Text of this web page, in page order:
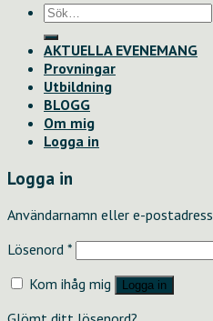
Sök
efter:
AKTUELLA EVENEMANG
Provningar
Utbildning
BLOGG
Om mig
Logga in
Logga in
Användarnamn eller e-postadress
Lösenord *
Kom ihåg mig
Logga in